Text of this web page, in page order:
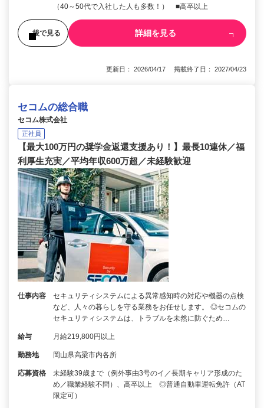
（40～50代で入社した人も多数！） ■高卒以上
後で見る 詳細を見る
更新日： 2026/04/17 掲載終了日： 2027/04/23
セコムの総合職
セコム株式会社
正社員
【最大100万円の奨学金返還支援あり！】最長10連休／福
利厚生充実／平均年収600万超／未経験歓迎
仕事内容
セキュリティシステムによる異常感知時の対応や機器の点検
など、人々の暮らしを守る業務をお任せします。 ◎セコムの
セキュリティシステムは、トラブルを未然に防ぐため…
給与 月給219,800円以上
勤務地 岡山県高梁市内各所
応募資格
未経験39歳まで（例外事由3号のイ／長期キャリア形成のた
め／職業経験不問）、高卒以上 ◎普通自動車運転免許（AT
限定可）